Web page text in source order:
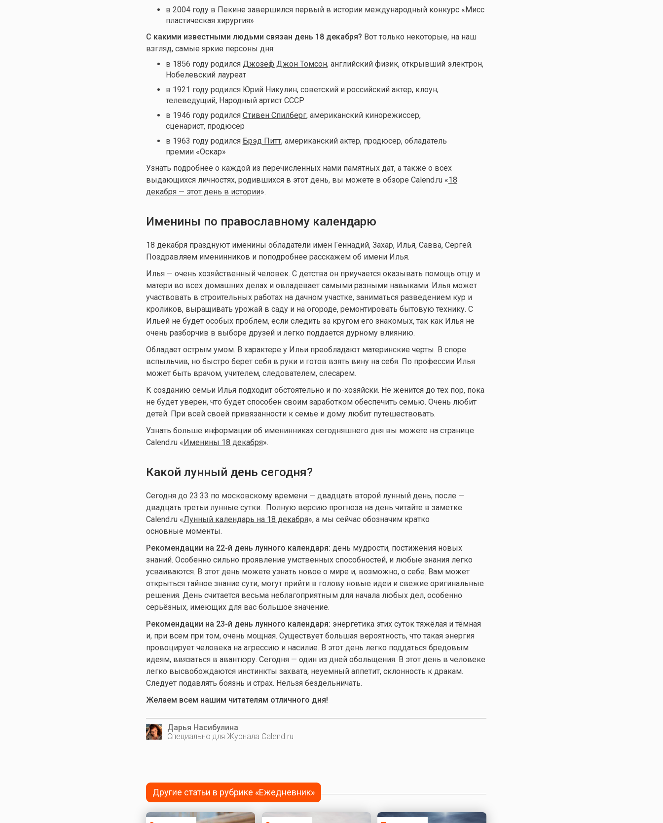
в 2004 году в Пекине завершился первый в истории международный конкурс «Мисс
пластическая хирургия»
С какими известными людьми связан день 18 декабря? Вот только некоторые, на наш
взгляд, самые яркие персоны дня:
в 1856 году родился Джозеф Джон Томсон, английский физик, открывший электрон,
Нобелевский лауреат
в 1921 году родился Юрий Никулин, советский и российский актер, клоун,
телеведущий, Народный артист СССР
в 1946 году родился Стивен Спилберг, американский кинорежиссер,
сценарист, продюсер
в 1963 году родился Брэд Питт, американский актер, продюсер, обладатель
премии «Оскар»
Узнать подробнее о каждой из перечисленных нами памятных дат, а также о всех
выдающихся личностях, родившихся в этот день, вы можете в обзоре Calend.ru «18
декабря — этот день в истории».
Именины по православному календарю
18 декабря празднуют именины обладатели имен Геннадий, Захар, Илья, Савва, Сергей.
Поздравляем именинников и поподробнее расскажем об имени Илья.
Илья — очень хозяйственный человек. С детства он приучается оказывать помощь отцу и
матери во всех домашних делах и овладевает самыми разными навыками. Илья может
участвовать в строительных работах на дачном участке, заниматься разведением кур и
кроликов, выращивать урожай в саду и на огороде, ремонтировать бытовую технику. С
Ильёй не будет особых проблем, если следить за кругом его знакомых, так как Илья не
очень разборчив в выборе друзей и легко поддается дурному влиянию.
Обладает острым умом. В характере у Ильи преобладают материнские черты. В споре
вспыльчив, но быстро берет себя в руки и готов взять вину на себя. По профессии Илья
может быть врачом, учителем, следователем, слесарем.
К созданию семьи Илья подходит обстоятельно и по-хозяйски. Не женится до тех пор, пока
не будет уверен, что будет способен своим заработком обеспечить семью. Очень любит
детей. При всей своей привязанности к семье и дому любит путешествовать.
Узнать больше информации об именинниках сегодняшнего дня вы можете на странице
Calend.ru «Именины 18 декабря».
Какой лунный день сегодня?
Сегодня до 23:33 по московскому времени — двадцать второй лунный день, после —
двадцать третьи лунные сутки. Полную версию прогноза на день читайте в заметке
Calend.ru «Лунный календарь на 18 декабря», а мы сейчас обозначим кратко
основные моменты.
Рекомендации на 22-й день лунного календаря: день мудрости, постижения новых
знаний. Особенно сильно проявление умственных способностей, и любые знания легко
усваиваются. В этот день можете узнать новое о мире и, возможно, о себе. Вам может
открыться тайное знание сути, могут прийти в голову новые идеи и свежие оригинальные
решения. День считается весьма неблагоприятным для начала любых дел, особенно
серьёзных, имеющих для вас большое значение.
Рекомендации на 23-й день лунного календаря: энергетика этих суток тяжёлая и тёмная
и, при всем при том, очень мощная. Существует большая вероятность, что такая энергия
провоцирует человека на агрессию и насилие. В этот день легко поддаться бредовым
идеям, ввязаться в авантюру. Сегодня — один из дней обольщения. В этот день в человеке
легко высвобождаются инстинкты захвата, неуемный аппетит, склонность к дракам.
Следует подавлять боязнь и страх. Нельзя бездельничать.
Желаем всем нашим читателям отличного дня!
Дарья Насибулина
Специально для Журнала Calend.ru
Другие статьи в рубрике «Ежедневник»